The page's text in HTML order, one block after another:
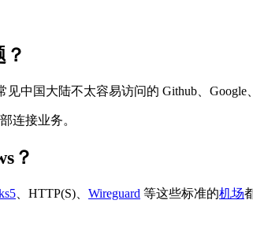
中国大陆不太容易访问的 Github、Google、
连接业务。
？
、HTTP(S)、 Wireguard 等这些标准的机场